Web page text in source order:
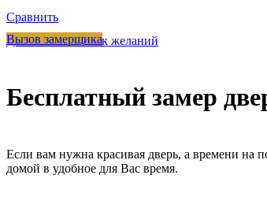
Сравнить
Добавить в список желаний
Вызов замерщика
Бесплатный замер
Если вам нужна красивая дверь, а времени на
домой в удобное для Вас время.